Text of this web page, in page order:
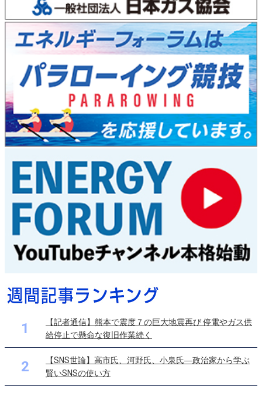
1
【記者通信】熊本で震度７の巨大地震再び 停電やガス供
給停止で懸命な復旧作業続く
2
【SNS世論】高市氏、河野氏、小泉氏―政治家から学ぶ
賢いSNSの使い方